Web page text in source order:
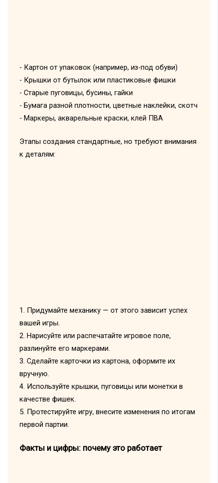
- Картон от упаковок (например, из-под обуви)
- Крышки от бутылок или пластиковые фишки
- Старые пуговицы, бусины, гайки
- Бумага разной плотности, цветные наклейки, скотч
- Маркеры, акварельные краски, клей ПВА
Этапы создания стандартные, но требуют внимания
к деталям:
1. Придумайте механику — от этого зависит успех
вашей игры.
2. Нарисуйте или распечатайте игровое поле,
разлинуйте его маркерами.
3. Сделайте карточки из картона, оформите их
вручную.
4. Используйте крышки, пуговицы или монетки в
качестве фишек.
5. Протестируйте игру, внесите изменения по итогам
первой партии.
Факты и цифры: почему это работает